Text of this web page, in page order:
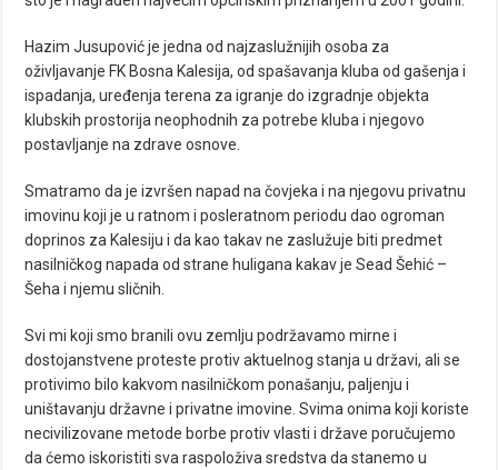
Hazim Jusupović je jedna od najzaslužnijih osoba za
oživljavanje FK Bosna Kalesija, od spašavanja kluba od gašenja i
ispadanja, uređenja terena za igranje do izgradnje objekta
klubskih prostorija neophodnih za potrebe kluba i njegovo
postavljanje na zdrave osnove.
Smatramo da je izvršen napad na čovjeka i na njegovu privatnu
imovinu koji je u ratnom i posleratnom periodu dao ogroman
doprinos za Kalesiju i da kao takav ne zaslužuje biti predmet
nasilničkog napada od strane huligana kakav je Sead Šehić –
Šeha i njemu sličnih.
Svi mi koji smo branili ovu zemlju podržavamo mirne i
dostojanstvene proteste protiv aktuelnog stanja u državi, ali se
protivimo bilo kakvom nasilničkom ponašanju, paljenju i
uništavanju državne i privatne imovine. Svima onima koji koriste
necivilizovane metode borbe protiv vlasti i države poručujemo
da ćemo iskoristiti sva raspoloživa sredstva da stanemo u